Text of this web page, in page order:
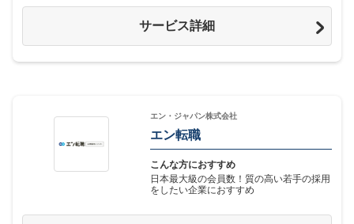
サービス詳細
エン・ジャパン株式会社
エン転職
こんな方におすすめ
日本最大級の会員数！質の高い若手の採用
をしたい企業におすすめ